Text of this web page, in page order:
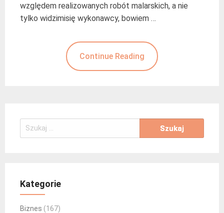
względem realizowanych robót malarskich, a nie
tylko widzimisię wykonawcy, bowiem …
Continue Reading
Szukaj:
Kategorie
Biznes (167)